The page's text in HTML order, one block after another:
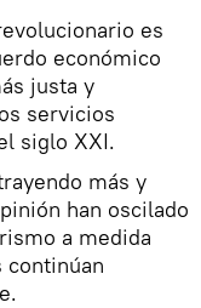
es
económico
justa y
servicios
siglo XXI.
más y
han oscilado
a medida
continúan